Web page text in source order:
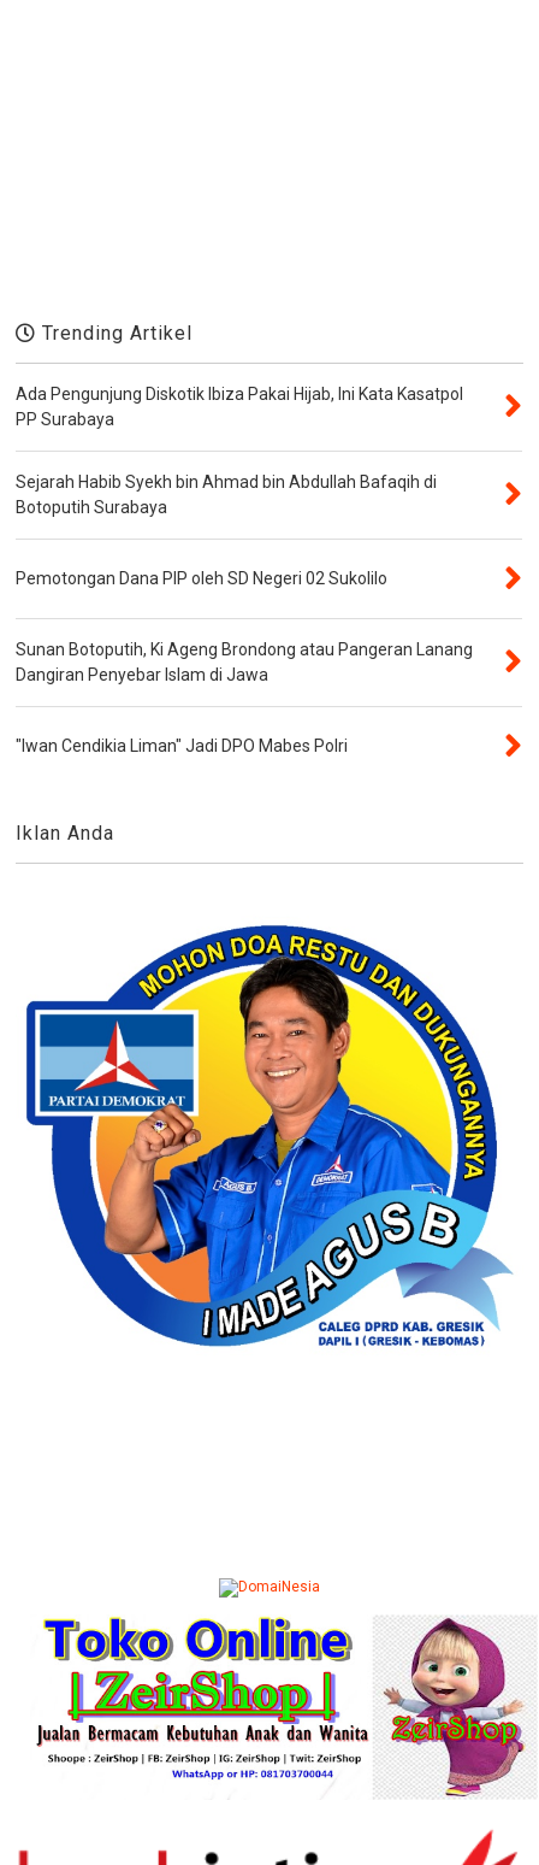
Trending Artikel
Ada Pengunjung Diskotik Ibiza Pakai Hijab, Ini Kata Kasatpol
PP Surabaya
Sejarah Habib Syekh bin Ahmad bin Abdullah Bafaqih di
Botoputih Surabaya
Pemotongan Dana PIP oleh SD Negeri 02 Sukolilo
Sunan Botoputih, Ki Ageng Brondong atau Pangeran Lanang
Dangiran Penyebar Islam di Jawa
"Iwan Cendikia Liman" Jadi DPO Mabes Polri
Iklan Anda